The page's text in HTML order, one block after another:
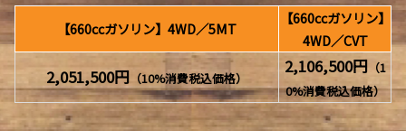
【660ccガソリン】4WD／5MT
【660ccガソリン】
4WD／CVT
2,051,500円 （10%消費税込価格）
2,106,500円（1
0%消費税込価格）